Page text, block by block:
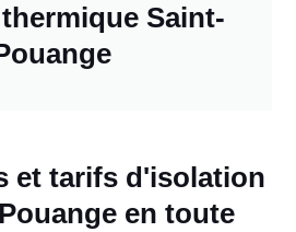
Saint-
et tarifs d'isolation
en toute